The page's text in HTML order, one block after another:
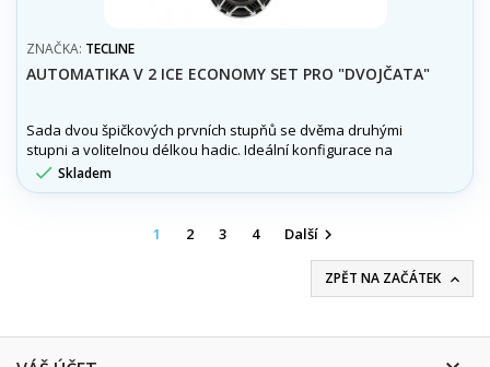
ZNAČKA: TECLINE
AUTOMATIKA V 2 ICE ECONOMY SET PRO "DVOJČATA"
Sada dvou špičkových prvních stupňů se dvěma druhými
stupni a volitelnou délkou hadic. Ideální konfigurace na
dvojče.
 Skladem
1 2 3 4 Další
ZPĚT NA ZAČÁTEK 